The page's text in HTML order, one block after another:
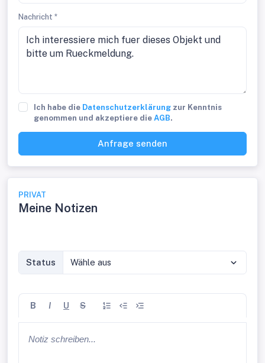
Nachricht *
Ich habe die Datenschutzerklärung zur Kenntnis
genommen und akzeptiere die AGB.
Anfrage senden
PRIVAT
Meine Notizen
Status Wähle aus
B I U S